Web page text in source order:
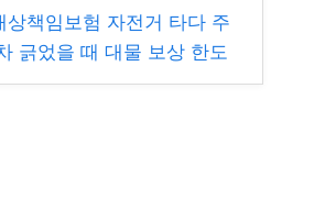
상책임보험 자전거 타다 주
긁었을 때 대물 보상 한도